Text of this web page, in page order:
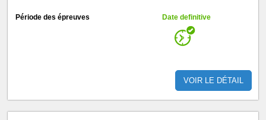
Période des épreuves Date definitive
VOIR LE DÉTAIL